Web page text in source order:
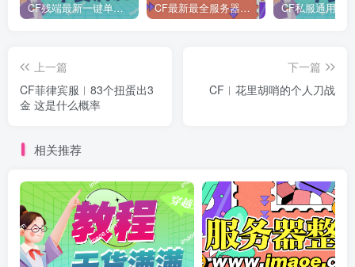
CF残端最新一键单机版/后续新装备版本第一时间更新 CF最新最全服务器整合 CF私服通用魔
上一篇
CF菲律宾服︱83个扭蛋出3
金 这是什么概率
下一篇
CF︱花里胡哨的个人刀战
相关推荐